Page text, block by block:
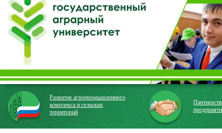
Развитие агропромышленного
комплекса и сельских
территорий